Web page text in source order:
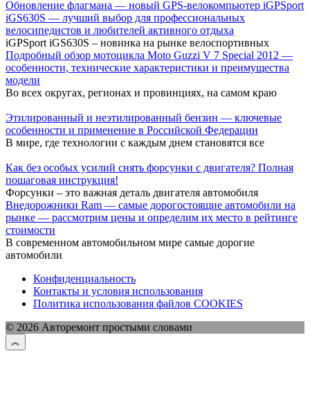
Обновление флагмана — новый GPS-велокомпьютер iGPSport
iGS630S — лучший выбор для профессиональных
велосипедистов и любителей активного отдыха
iGPSport iGS630S – новинка на рынке велоспортивных
Подробный обзор мотоцикла Moto Guzzi V 7 Special 2012 —
особенности, технические характеристики и преимущества
модели
Во всех округах, регионах и провинциях, на самом краю
Этилированный и неэтилированный бензин — ключевые
особенности и применение в Российской Федерации
В мире, где технологии с каждым днем становятся все
Как без особых усилий снять форсунки с двигателя? Полная
пошаговая инструкция!
Форсунки – это важная деталь двигателя автомобиля
Внедорожники Ram — самые дорогостоящие автомобили на
рынке — рассмотрим цены и определим их место в рейтинге
стоимости
В современном автомобильном мире самые дорогие
автомобили
Конфиденциальность
Контакты и условия использования
Политика использования файлов COOKIES
© 2026 Авторемонт простыми словами